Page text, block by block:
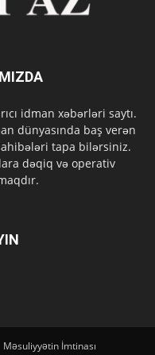
idman xəbərləri saytı.
dünyasında baş verən
tapa bilərsiniz.
dəqiq və operativ
Məsuliyyətin İmtinası